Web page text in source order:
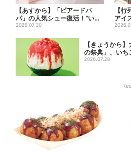
【あすから】「ビアードパ
パ」の人気シュー復活！“いち
ご×チーズケーキ”「待って
2026.07.30
【
アイ
上が
【きょうから
の祭典」、いち
ーズ…1...
2026.07.28